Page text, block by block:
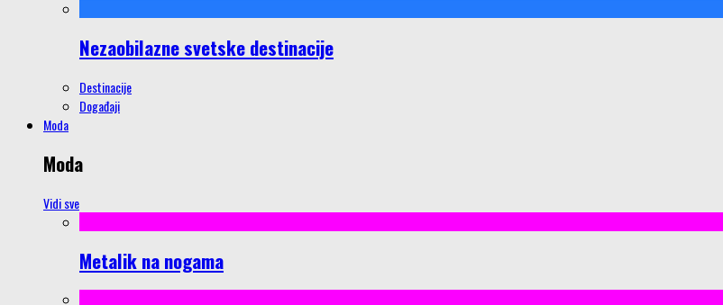
Nezaobilazne svetske destinacije
Destinacije
Događaji
Moda
Moda
Vidi sve
Metalik na nogama